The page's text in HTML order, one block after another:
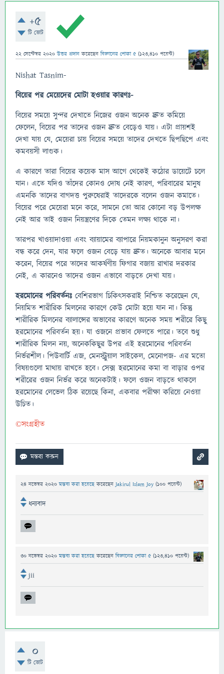
+5
টি ভোট
22 সেপ্টেম্বর 2020 উত্তর প্রদান করেছেনবিজ্ঞানের পোকা ৫ (123,410 পয়েন্ট)
Nishat Tasnim-
বিয়ের পর মেয়েদের মোটা হওয়ার কারণঃ-
বিয়ের সময়ে সুন্দর দেখাতে নিজের ওজন অনেক দ্রুত কমিয়ে
ফেলেন, বিয়ের পর তাদের ওজন দ্রুত বেড়েও যায়। এটা প্রায়শই
দেখা যায় যে, মেয়েরা চায় বিয়ের সময়ে তাদের দেখতে ছিপছিপে এবং
কমবয়সী লাগুক।
এ কারণে তারা বিয়ের কয়েক মাস আগে থেকেই কঠোর ডায়েটে চলে
যান। এতে যদিও তাঁদের কোনও দোষ নেই কারণ, পরিবারের মানুষ
এমনকি তাদের বাগদত্ত পুরুষেরাই তাদেরকে বলেন ওজন কমাতে।
বিয়ের পরে মেয়েরা মনে করে, সামনে তো আর কোনো বড় উপলক্ষ
নেই আর তাই ওজন নিয়ন্ত্রণের দিকে তেমন লক্ষ্য থাকে না।
তারপর খাওয়াদাওয়া এবং ব্যায়ামের ব্যাপারে নিয়মকানুন অনুসরণ করা
বন্ধ করে দেন, যার ফলে ওজন বেড়ে যায় দ্রুত। অনেকে আবার মনে
করেন, বিয়ের পরে তাদের আকর্ষণীয় ফিগার বজায় রাখার দরকার
নেই, এ কারনেও তাদের ওজন এভাবে বাড়তে দেখা যায়।
হরমোনের পরিবর্তনঃ বেশিরভাগ চিকিৎসকরাই নিশ্চিত করেছেন যে,
নিয়মিত শারীরিক মিলনের কারণে কেউ মোটা হয়ে যান না। কিন্তু
শারীরিক মিলনের ব্যালান্সের অভাবের কারণে অনেক সময় শরীরে কিছু
হরমোনের পরিবর্তন হয়। যা ওজনে প্রভাব ফেলতে পারে। তবে শুধু
শারীরিক মিলন নয়, অনেককিছুর উপর এই হরমোনের পরিবর্তন
নির্ভরশীল। পিউবার্টি এজ, মেনস্ট্রুয়াল সাইকেল, মেনোপজ- এর মতো
বিষয়গুলো মাথায় রাখতে হবে। সেক্স হরমোনের কমা বা বাড়ার ওপর
শরীরের ওজন নির্ভর করে অনেকটাই। ফলে ওজন বাড়তে থাকলে
হরমোনের লেভেল ঠিক রয়েছে কিনা, একবার পরীক্ষা করিয়ে নেওয়া
উচিত।
©সংগ্রহীত
24 নভেম্বর 2020 মন্তব্য করা হয়েছেকরেছেনJakirul Islam Joy (100 পয়েন্ট)
ধন্যবাদ
30 নভেম্বর 2020 মন্তব্য করা হয়েছেকরেছেনবিজ্ঞানের পোকা ৫ (123,410 পয়েন্ট)
jii
0
টি ভোট